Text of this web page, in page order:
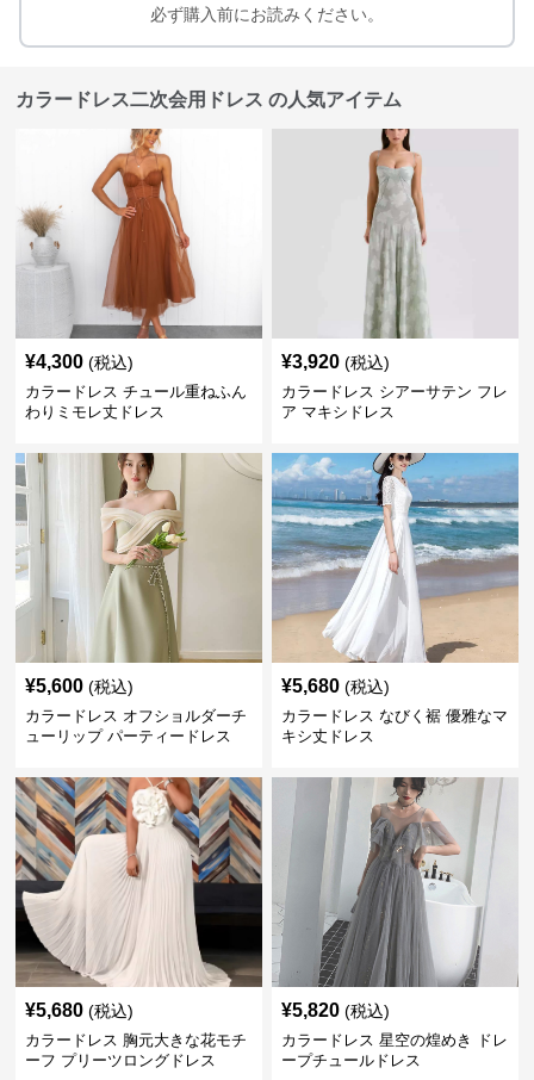
必ず購入前にお読みください。
カラードレス二次会用ドレス の人気アイテム
¥4,300 (税込)
カラードレス チュール重ねふん
わりミモレ丈ドレス
¥3,920 (税込)
カラードレス シアーサテン フレ
ア マキシドレス
¥5,600 (税込)
カラードレス オフショルダーチ
ューリップ パーティードレス
¥5,680 (税込)
カラードレス なびく裾 優雅なマ
キシ丈ドレス
¥5,680 (税込)
カラードレス 胸元大きな花モチ
ーフ プリーツロングドレス
¥5,820 (税込)
カラードレス 星空の煌めき ドレ
ープチュールドレス